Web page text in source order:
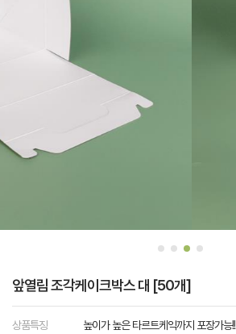
앞열림 조각케이크박스 대 [50개]
상품특징
높이가 높은 타르트케익까지 포장가능!!